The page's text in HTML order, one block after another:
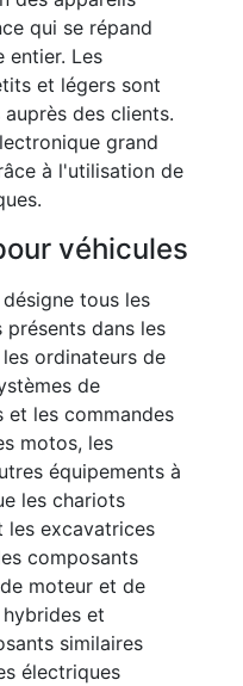
qui se répand
entier. Les
et légers sont
des clients.
grand
à l'utilisation de
véhicules
tous les
dans les
ordinateurs de
de
et les commandes
motos, les
équipements à
les chariots
les excavatrices
composants
moteur et de
et
similaires
électriques